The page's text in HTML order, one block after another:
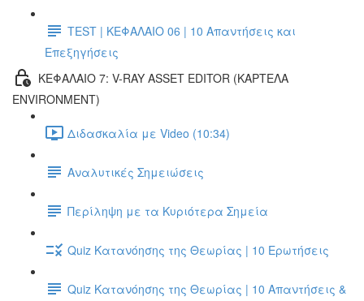
TEST | ΚΕΦΑΛΑΙΟ 06 | 10 Απαντήσεις και
Επεξηγήσεις
ΚΕΦΑΛΑΙΟ 7: V-RAY ASSET EDITOR (ΚΑΡΤΕΛΑ
ENVIRONMENT)
Διδασκαλία με Video (10:34)
Αναλυτικές Σημειώσεις
Περίληψη με τα Κυριότερα Σημεία
Quiz Κατανόησης της Θεωρίας | 10 Ερωτήσεις
Quiz Κατανόησης της Θεωρίας | 10 Απαντήσεις &